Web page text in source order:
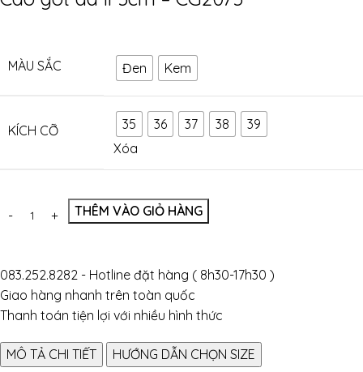
MÀU SẮC Đen Kem
KÍCH CỠ 35 36 37 38
39
Xóa
THÊM VÀO GIỎ HÀNG
083.252.8282 - Hotline đặt hàng ( 8h30-17h30 )
Giao hàng nhanh trên toàn quốc
Thanh toán tiện lợi với nhiều hình thức
MÔ TẢ CHI TIẾT HƯỚNG DẪN CHỌN SIZE